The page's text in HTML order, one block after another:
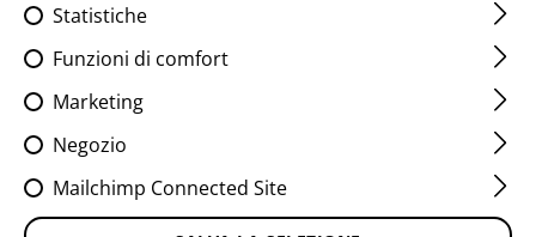
Statistiche
Funzioni di comfort
Marketing
Negozio
Mailchimp Connected Site